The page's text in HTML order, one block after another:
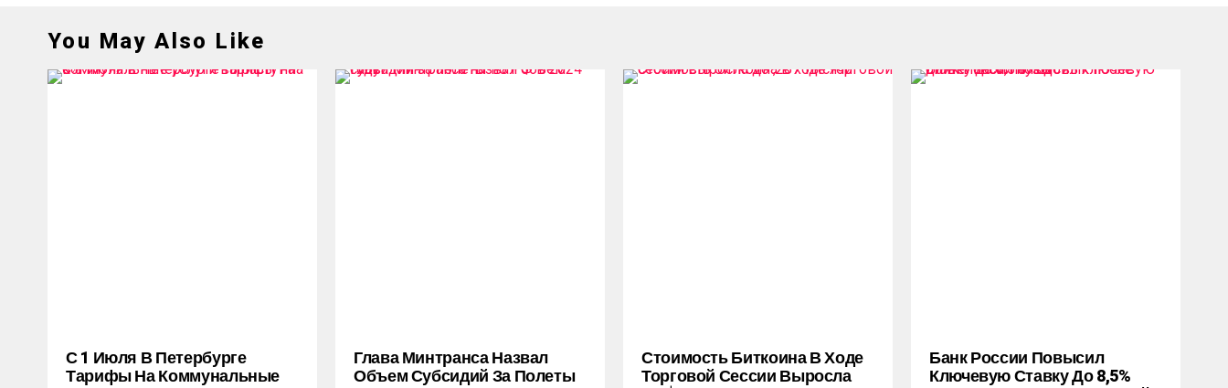
You May Also Like
С 1 Июля В Петербурге
Тарифы На Коммунальные
Глава Минтранса Назвал
Объем Субсидий За Полеты
Стоимость Биткоина В Ходе
Торговой Сессии Выросла
Банк России Повысил
Ключевую Ставку До 8,5%